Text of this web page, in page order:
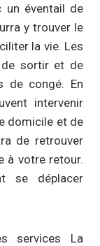
un éventail de
y trouver le
la vie. Les
de sortir et de
de congé. En
intervenir
domicile et de
de retrouver
à votre retour.
se déplacer
services La